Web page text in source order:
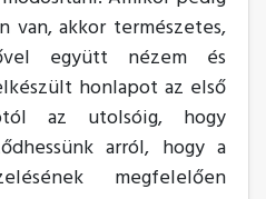
van, akkor természetes,
együtt nézem és
honlapot az első
az utolsóig, hogy
arról, hogy a
megfelelően